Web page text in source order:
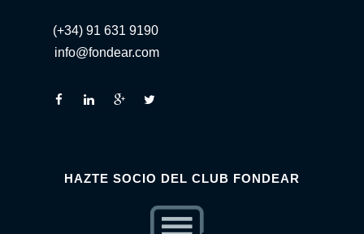
(+34) 91 631 9190
info@fondear.com
HAZTE SOCIO DEL CLUB FONDEAR